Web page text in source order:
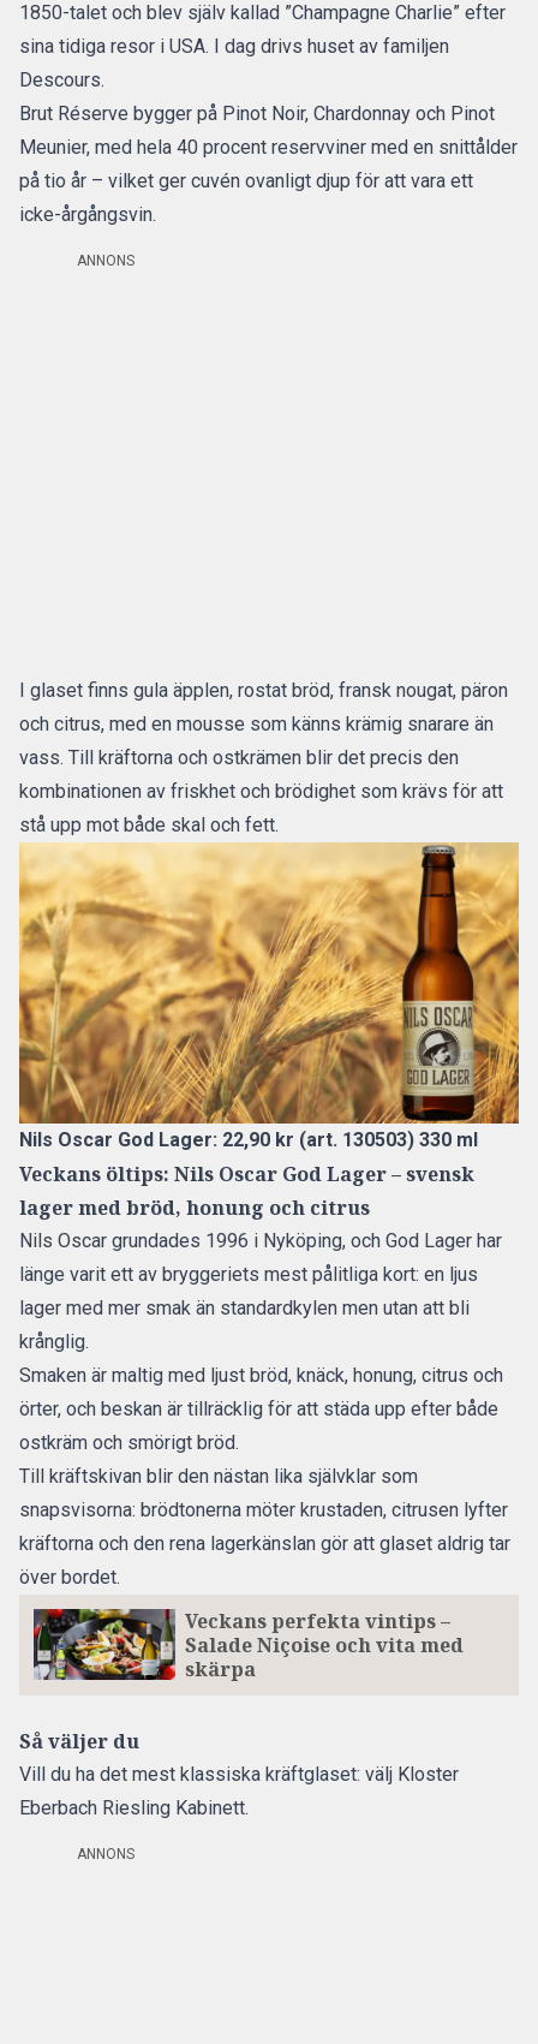
1850-talet och blev själv kallad ”Champagne Charlie” efter
sina tidiga resor i USA. I dag drivs huset av familjen
Descours.
Brut Réserve bygger på Pinot Noir, Chardonnay och Pinot
Meunier, med hela 40 procent reservviner med en snittålder
på tio år – vilket ger cuvén ovanligt djup för att vara ett
icke-årgångsvin.
ANNONS
I glaset finns gula äpplen, rostat bröd, fransk nougat, päron
och citrus, med en mousse som känns krämig snarare än
vass. Till kräftorna och ostkrämen blir det precis den
kombinationen av friskhet och brödighet som krävs för att
stå upp mot både skal och fett.
Nils Oscar God Lager: 22,90 kr (art. 130503) 330 ml
Veckans öltips: Nils Oscar God Lager – svensk
lager med bröd, honung och citrus
Nils Oscar grundades 1996 i Nyköping, och God Lager har
länge varit ett av bryggeriets mest pålitliga kort: en ljus
lager med mer smak än standardkylen men utan att bli
krånglig.
Smaken är maltig med ljust bröd, knäck, honung, citrus och
örter, och beskan är tillräcklig för att städa upp efter både
ostkräm och smörigt bröd.
Till kräftskivan blir den nästan lika självklar som
snapsvisorna: brödtonerna möter krustaden, citrusen lyfter
kräftorna och den rena lagerkänslan gör att glaset aldrig tar
över bordet.
Veckans perfekta vintips –
Salade Niçoise och vita med
skärpa
Så väljer du
Vill du ha det mest klassiska kräftglaset: välj Kloster
Eberbach Riesling Kabinett.
ANNONS